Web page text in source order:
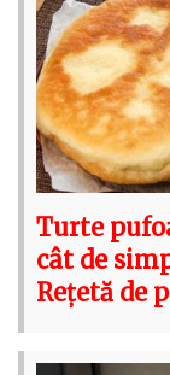
Turte
cât de
Rețetă de